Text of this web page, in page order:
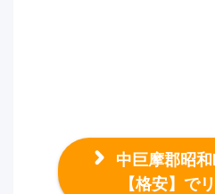
中巨摩郡昭
【格安】で